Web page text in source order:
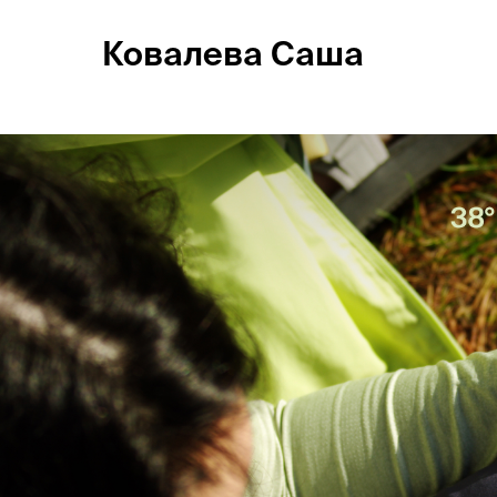
Мир
Команда
Дневник
Ковалева Саша